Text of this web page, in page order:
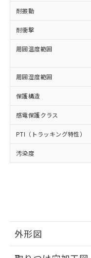
耐振動
耐衝撃
周囲温度範囲
周囲湿度範囲
保護構造
感電保護クラス
PTI（トラッキング特性）
汚染度
外形図
正式な納
様のお取
ムロン制
オムロン
販
在庫状況
示しない
マイパー
ビス）を
メンバー
お客様が
登録され
の共同利
指します。
ルベンジル（BBP
（DBP）
但し、RoHS指令で
フタル酸エステル
図的な使用がない
部品在庫の切
月が前後する
※3 非含有証
51物質の非含
※本証明書は発
るもので、過去
DBP(フタル酸ジブ
イソブチル) :
「ｅ」：有害
準値以下である
「10」：通常
質が外部に漏え
及ぼさない年
「－」：未確認
全に破砕
いよう必
当社は貴
ル、化学
武器並び
当社は、
場合は、
該第三者
販売先お
法に輸出
－
在庫
いて
たは
機器
空
受注
情報